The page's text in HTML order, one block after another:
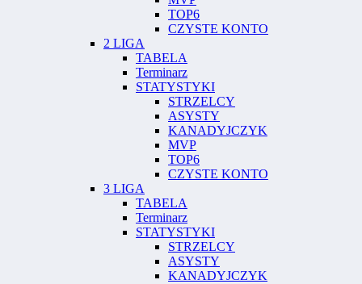
TOP6
CZYSTE KONTO
2 LIGA
TABELA
Terminarz
STATYSTYKI
STRZELCY
ASYSTY
KANADYJCZYK
MVP
TOP6
CZYSTE KONTO
3 LIGA
TABELA
Terminarz
STATYSTYKI
STRZELCY
ASYSTY
KANADYJCZYK